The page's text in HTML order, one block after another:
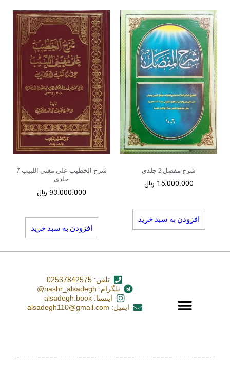
شرح مفصل 2 جلدی
15.000.000 ﷼
افزودن به سبد خرید
شرح الخطیب علی مغنی اللبیب 7
جلدی
93.000.000 ﷼
افزودن به سبد خرید
تلفن: 02537842575
تلگرام: nashr_alsadegh@
اینستا: alsadegh.book
ایمیل: alsadegh110@gmail.com